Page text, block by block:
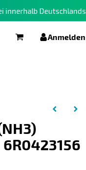
innerhalb Deutschlands
WarenkorbAnmelden